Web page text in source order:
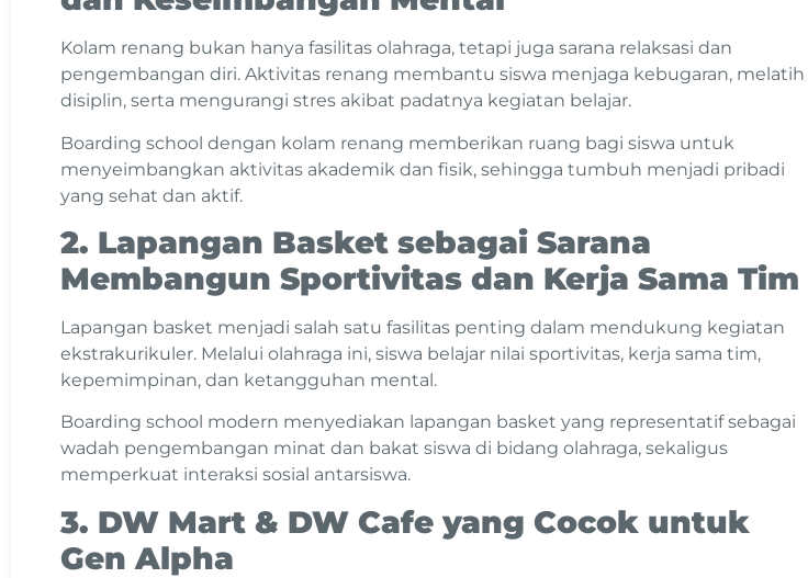
Kolam renang bukan hanya fasilitas olahraga, tetapi juga sarana relaksasi dan
pengembangan diri. Aktivitas renang membantu siswa menjaga kebugaran, melatih
disiplin, serta mengurangi stres akibat padatnya kegiatan belajar.
Boarding school dengan kolam renang memberikan ruang bagi siswa untuk
menyeimbangkan aktivitas akademik dan fisik, sehingga tumbuh menjadi pribadi
yang sehat dan aktif.
2. Lapangan Basket sebagai Sarana
Membangun Sportivitas dan Kerja Sama Tim
Lapangan basket menjadi salah satu fasilitas penting dalam mendukung kegiatan
ekstrakurikuler. Melalui olahraga ini, siswa belajar nilai sportivitas, kerja sama tim,
kepemimpinan, dan ketangguhan mental.
Boarding school modern menyediakan lapangan basket yang representatif sebagai
wadah pengembangan minat dan bakat siswa di bidang olahraga, sekaligus
memperkuat interaksi sosial antarsiswa.
3. DW Mart & DW Cafe yang Cocok untuk
Gen Alpha